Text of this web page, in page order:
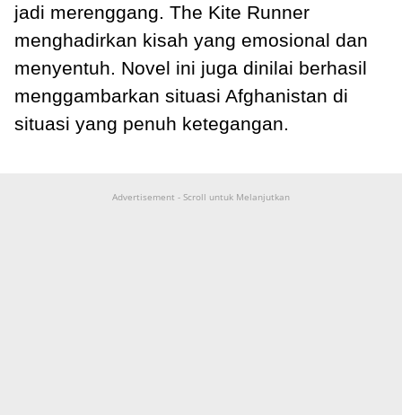
jadi merenggang. The Kite Runner
menghadirkan kisah yang emosional dan
menyentuh. Novel ini juga dinilai berhasil
menggambarkan situasi Afghanistan di
situasi yang penuh ketegangan.
Advertisement - Scroll untuk Melanjutkan